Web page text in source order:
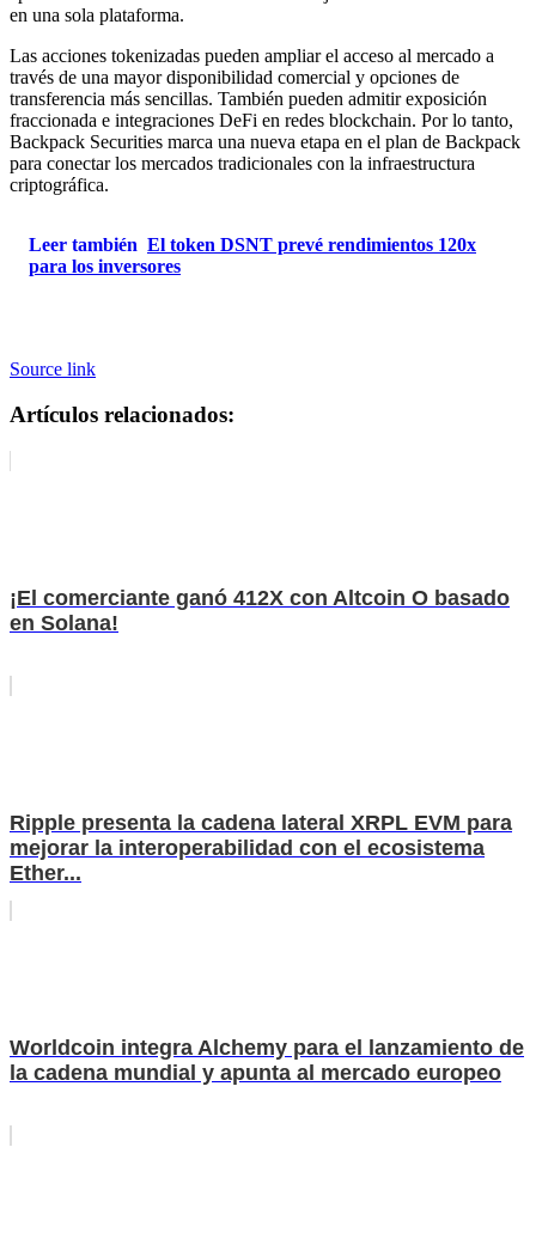
en una sola plataforma.
Las acciones tokenizadas pueden ampliar el acceso al mercado a
través de una mayor disponibilidad comercial y opciones de
transferencia más sencillas. También pueden admitir exposición
fraccionada e integraciones DeFi en redes blockchain. Por lo tanto,
Backpack Securities marca una nueva etapa en el plan de Backpack
para conectar los mercados tradicionales con la infraestructura
criptográfica.
Leer también El token DSNT prevé rendimientos 120x
para los inversores
Source link
Artículos relacionados:
¡El comerciante ganó 412X con Altcoin O basado
en Solana!
Ripple presenta la cadena lateral XRPL EVM para
mejorar la interoperabilidad con el ecosistema
Ether...
Worldcoin integra Alchemy para el lanzamiento de
la cadena mundial y apunta al mercado europeo